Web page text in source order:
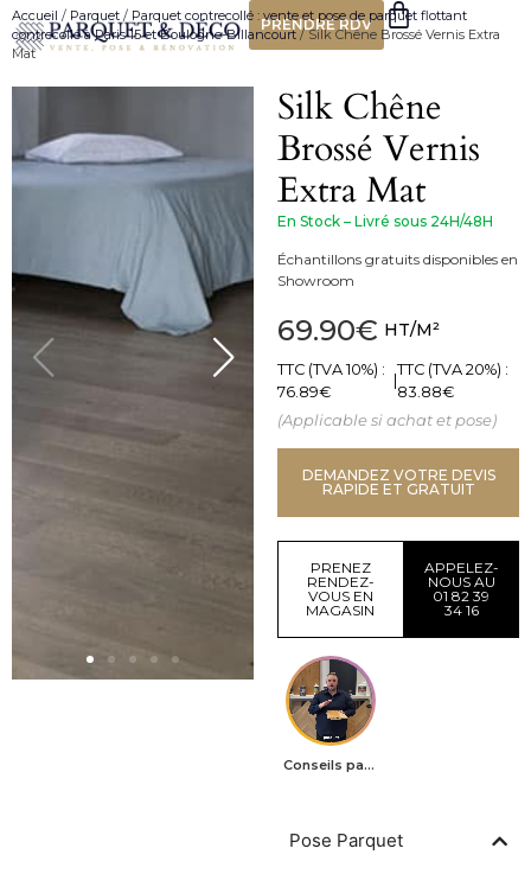
PRENDRE RDV
Accueil / Parquet / Parquet contrecollé : vente et pose de parquet flottant
contrecollé à Paris 15 et Boulogne-Billancourt/ Silk Chêne Brossé Vernis Extra
Mat
Silk Chêne
Brossé Vernis
Extra Mat
En Stock – Livré sous 24H/48H
Échantillons gratuits disponibles en
Showroom
69.90€ HT/M²
TTC (TVA 10%) :
76.89€
TTC (TVA 20%) :
83.88€
(Applicable si achat et pose)
DEMANDEZ VOTRE DEVIS
RAPIDE ET GRATUIT
PRENEZ
RENDEZ-
VOUS EN
MAGASIN
APPELEZ-
NOUS AU
01 82 39
34 16
Conseils parquets
Pose Parquet